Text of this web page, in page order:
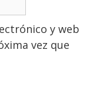
y web
vez que